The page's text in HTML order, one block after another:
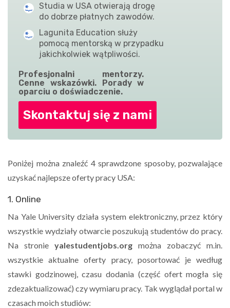
Studia w USA otwierają drogę
do dobrze płatnych zawodów.
Lagunita Education służy
pomocą mentorską w przypadku
jakichkolwiek wątpliwości.
Profesjonalni mentorzy.
Cenne wskazówki. Porady w
oparciu o doświadczenie.
Skontaktuj się z nami
Poniżej można znaleźć 4 sprawdzone sposoby, pozwalające
uzyskać najlepsze oferty pracy USA:
1. Online
Na Yale University działa system elektroniczny, przez który
wszystkie wydziały otwarcie poszukują studentów do pracy.
Na stronie yalestudentjobs.org można zobaczyć m.in.
wszystkie aktualne oferty pracy, posortować je według
stawki godzinowej, czasu dodania (część ofert mogła się
zdezaktualizować) czy wymiaru pracy. Tak wyglądał portal w
czasach moich studiów: